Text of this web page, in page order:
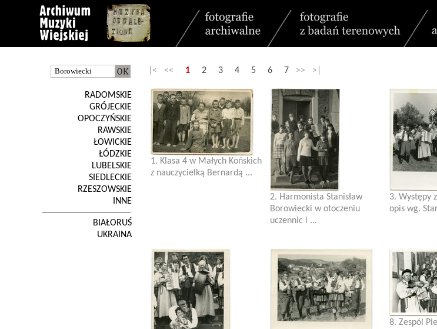
RADOMSKIE
GRÓJECKIE
OPOCZYŃSKIE
RAWSKIE
ŁOWICKIE
ŁÓDZKIE
LUBELSKIE
SIEDLECKIE
RZESZOWSKIE
INNE
BIAŁORUŚ
UKRAINA
|< << 1 2 3 4 5 6 7 >> >|
1. Klasa 4 w Małych Końskich
z nauczycielką Bernardą ...
2. Harmonista Stanisław
Borowiecki w otoczeniu
uczennic i ...
3. Występy
opis wg.
8. Zespól